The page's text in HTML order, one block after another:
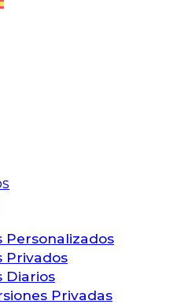
Personalizados
Privados
Diarios
Privadas